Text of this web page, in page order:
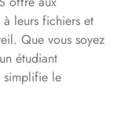
leurs fichiers et
Que vous soyez
étudiant
simplifie le